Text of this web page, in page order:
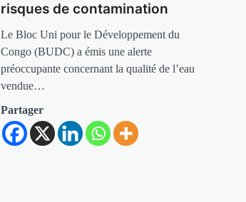
risques de contamination
Le Bloc Uni pour le Développement du
Congo (BUDC) a émis une alerte
préoccupante concernant la qualité de l’eau
vendue…
Partager